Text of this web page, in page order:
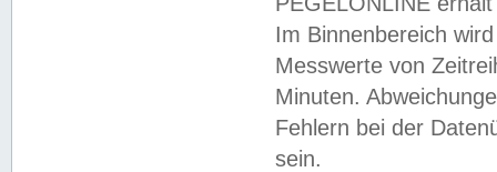
Im Binnenbereich
Messwerte von
Minuten.
Fehlern bei der
sein.